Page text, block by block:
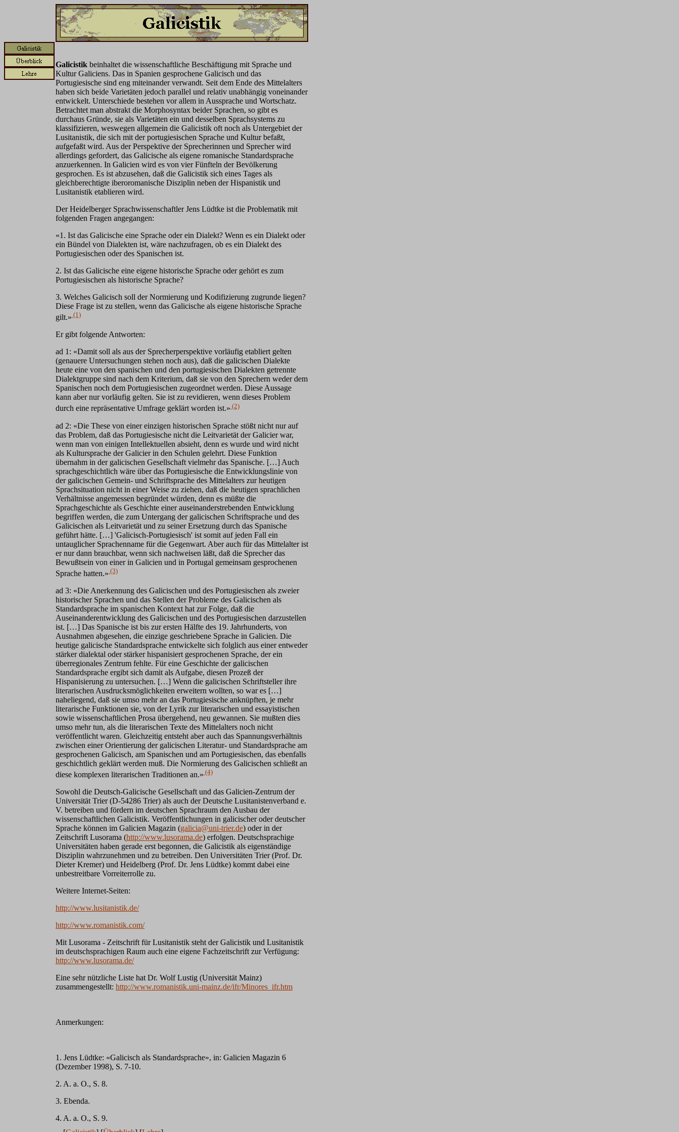
Galicistik beinhaltet die wissenschaftliche Beschäftigung mit Sprache und
Kultur Galiciens. Das in Spanien gesprochene Galicisch und das
Portugiesische sind eng miteinander verwandt. Seit dem Ende des Mittelalters
haben sich beide Varietäten jedoch parallel und relativ unabhängig voneinander
entwickelt. Unterschiede bestehen vor allem in Aussprache und Wortschatz.
Betrachtet man abstrakt die Morphosyntax beider Sprachen, so gibt es
durchaus Gründe, sie als Varietäten ein und desselben Sprachsystems zu
klassifizieren, weswegen allgemein die Galicistik oft noch als Untergebiet der
Lusitanistik, die sich mit der portugiesischen Sprache und Kultur befaßt,
aufgefaßt wird. Aus der Perspektive der Sprecherinnen und Sprecher wird
allerdings gefordert, das Galicische als eigene romanische Standardsprache
anzuerkennen. In Galicien wird es von vier Fünfteln der Bevölkerung
gesprochen. Es ist abzusehen, daß die Galicistik sich eines Tages als
gleichberechtigte iberoromanische Disziplin neben der Hispanistik und
Lusitanistik etablieren wird.
Der Heidelberger Sprachwissenschaftler Jens Lüdtke ist die Problematik mit
folgenden Fragen angegangen:
«1. Ist das Galicische eine Sprache oder ein Dialekt? Wenn es ein Dialekt oder
ein Bündel von Dialekten ist, wäre nachzufragen, ob es ein Dialekt des
Portugiesischen oder des Spanischen ist.
2. Ist das Galicische eine eigene historische Sprache oder gehört es zum
Portugiesischen als historische Sprache?
3. Welches Galicisch soll der Normierung und Kodifizierung zugrunde liegen?
Diese Frage ist zu stellen, wenn das Galicische als eigene historische Sprache
gilt.» (1)
Er gibt folgende Antworten:
ad 1: «Damit soll als aus der Sprecherperspektive vorläufig etabliert gelten
(genauere Untersuchungen stehen noch aus), daß die galicischen Dialekte
heute eine von den spanischen und den portugiesischen Dialekten getrennte
Dialektgruppe sind nach dem Kriterium, daß sie von den Sprechern weder dem
Spanischen noch dem Portugiesischen zugeordnet werden. Diese Aussage
kann aber nur vorläufig gelten. Sie ist zu revidieren, wenn dieses Problem
durch eine repräsentative Umfrage geklärt worden ist.» (2)
ad 2: «Die These von einer einzigen historischen Sprache stößt nicht nur auf
das Problem, daß das Portugiesische nicht die Leitvarietät der Galicier war,
wenn man von einigen Intellektuellen absieht, denn es wurde und wird nicht
als Kultursprache der Galicier in den Schulen gelehrt. Diese Funktion
übernahm in der galicischen Gesellschaft vielmehr das Spanische. […] Auch
sprachgeschichtlich wäre über das Portugiesische die Entwicklungslinie von
der galicischen Gemein- und Schriftsprache des Mittelalters zur heutigen
Sprachsituation nicht in einer Weise zu ziehen, daß die heutigen sprachlichen
Verhältnisse angemessen begründet würden, denn es müßte die
Sprachgeschichte als Geschichte einer auseinanderstrebenden Entwicklung
begriffen werden, die zum Untergang der galicischen Schriftsprache und des
Galicischen als Leitvarietät und zu seiner Ersetzung durch das Spanische
geführt hätte. […] 'Galicisch-Portugiesisch' ist somit auf jeden Fall ein
untauglicher Sprachenname für die Gegenwart. Aber auch für das Mittelalter ist
er nur dann brauchbar, wenn sich nachweisen läßt, daß die Sprecher das
Bewußtsein von einer in Galicien und in Portugal gemeinsam gesprochenen
Sprache hatten.» (3)
ad 3: «Die Anerkennung des Galicischen und des Portugiesischen als zweier
historischer Sprachen und das Stellen der Probleme des Galicischen als
Standardsprache im spanischen Kontext hat zur Folge, daß die
Auseinanderentwicklung des Galicischen und des Portugiesischen darzustellen
ist. […] Das Spanische ist bis zur ersten Hälfte des 19. Jahrhunderts, von
Ausnahmen abgesehen, die einzige geschriebene Sprache in Galicien. Die
heutige galicische Standardsprache entwickelte sich folglich aus einer entweder
stärker dialektal oder stärker hispanisiert gesprochenen Sprache, der ein
überregionales Zentrum fehlte. Für eine Geschichte der galicischen
Standardsprache ergibt sich damit als Aufgabe, diesen Prozeß der
Hispanisierung zu untersuchen. […] Wenn die galicischen Schriftsteller ihre
literarischen Ausdrucksmöglichkeiten erweitern wollten, so war es […]
naheliegend, daß sie umso mehr an das Portugiesische anknüpften, je mehr
literarische Funktionen sie, von der Lyrik zur literarischen und essayistischen
sowie wissenschaftlichen Prosa übergehend, neu gewannen. Sie mußten dies
umso mehr tun, als die literarischen Texte des Mittelalters noch nicht
veröffentlicht waren. Gleichzeitig entsteht aber auch das Spannungsverhältnis
zwischen einer Orientierung der galicischen Literatur- und Standardsprache am
gesprochenen Galicisch, am Spanischen und am Portugiesischen, das ebenfalls
geschichtlich geklärt werden muß. Die Normierung des Galicischen schließt an
diese komplexen literarischen Traditionen an.» (4)
Sowohl die Deutsch-Galicische Gesellschaft und das Galicien-Zentrum der
Universität Trier (D-54286 Trier) als auch der Deutsche Lusitanistenverband e.
V. betreiben und fördern im deutschen Sprachraum den Ausbau der
wissenschaftlichen Galicistik. Veröffentlichungen in galicischer oder deutscher
Sprache können im Galicien Magazin (galicia@uni-trier.de) oder in der
Zeitschrift Lusorama (http://www.lusorama.de) erfolgen. Deutschsprachige
Universitäten haben gerade erst begonnen, die Galicistik als eigenständige
Disziplin wahrzunehmen und zu betreiben. Den Universitäten Trier (Prof. Dr.
Dieter Kremer) und Heidelberg (Prof. Dr. Jens Lüdtke) kommt dabei eine
unbestreitbare Vorreiterrolle zu.
Weitere Internet-Seiten:
http://www.lusitanistik.de/
http://www.romanistik.com/
Mit Lusorama - Zeitschrift für Lusitanistik steht der Galicistik und Lusitanistik
im deutschsprachigen Raum auch eine eigene Fachzeitschrift zur Verfügung:
http://www.lusorama.de/
Eine sehr nützliche Liste hat Dr. Wolf Lustig (Universität Mainz)
zusammengestellt: http://www.romanistik.uni-mainz.de/ifr/Minores_ifr.htm
Anmerkungen:
1. Jens Lüdtke: «Galicisch als Standardsprache», in: Galicien Magazin 6
(Dezember 1998), S. 7-10.
2. A. a. O., S. 8.
3. Ebenda.
4. A. a. O., S. 9.